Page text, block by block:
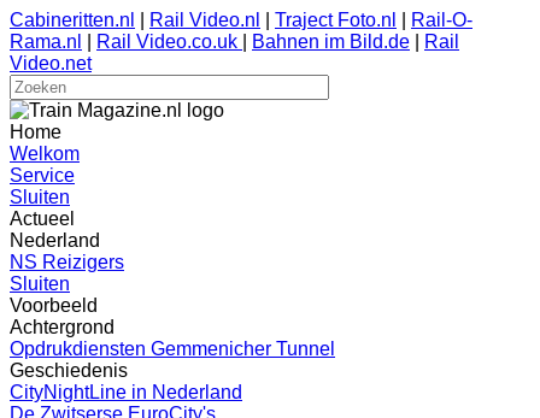
Cabineritten.nl Rail Video.nl Traject Foto.nl
Rail-O-
Rama.nl
Rail Video.co.uk Bahnen im Bild.de
Rail
Video.net
Home
Welkom
Service
Sluiten
Actueel
Nederland
NS Reizigers
Sluiten
Voorbeeld
Achtergrond
Opdrukdiensten Gemmenicher Tunnel
Geschiedenis
CityNightLine in Nederland
De Zwitserse EuroCity's